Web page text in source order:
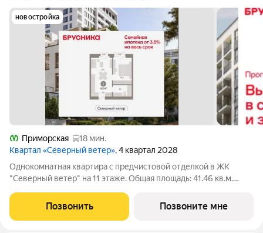
новостройка
Приморская
18 мин.
Квартал «Северный ветер», 4 квартал 2028
Однокомнатная квартира с предчистовой отделкой в ЖК
"Северный ветер" на 11 этаже. Общая площадь: 41.46 кв.м.
«Северный ветер» легла идея деления квартала на шесть
кластеров активный городской, тихий
Позвонить Позвоните мне